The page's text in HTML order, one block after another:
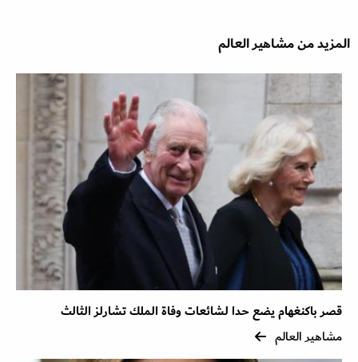
المزيد من مشاهير العالم
قصر باكنغهام يضع حدا لشائعات وفاة الملك تشارلز الثالث
مشاهير العالم